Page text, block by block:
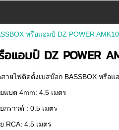
หรือแอมป์ DZ POWER
แอมป์ DZ POWER
ายไฟติดตั้งเบสบ๊อก BASSBOX หรือแ
แบต 4mm: 4.5 เมตร
กราวด์ : 0.5 เมตร
RCA: 4.5 เมตร